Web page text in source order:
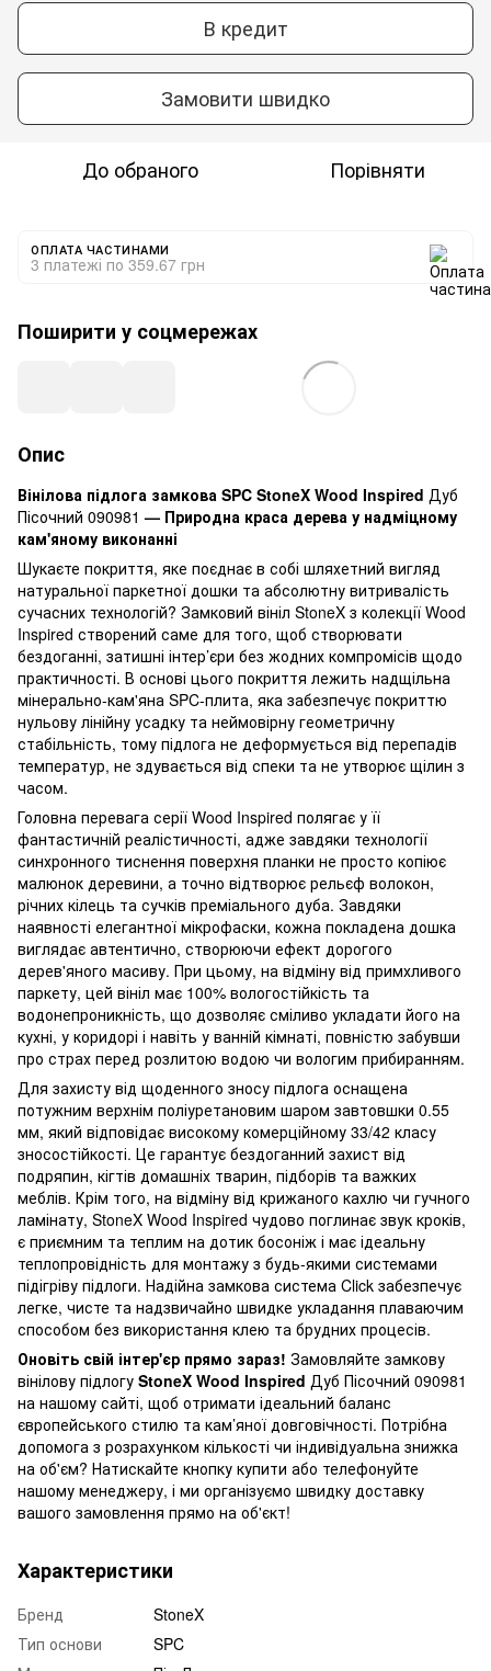
В кредит
Замовити швидко
До обраного Порівняти
ОПЛАТА ЧАСТИНАМИ
3 платежі по 359.67 грн
Поширити у соцмережах
Опис
Вінілова підлога замкова SPC StoneX Wood Inspired Дуб
Пісочний 090981— Природна краса дерева у надміцному
кам'яному виконанні
Шукаєте покриття, яке поєднає в собі шляхетний вигляд
натуральної паркетної дошки та абсолютну витривалість
сучасних технологій? Замковий вініл StoneX з колекції Wood
Inspired створений саме для того, щоб створювати
бездоганні, затишні інтер’єри без жодних компромісів щодо
практичності. В основі цього покриття лежить надщільна
мінерально-кам'яна SPC-плита, яка забезпечує покриттю
нульову лінійну усадку та неймовірну геометричну
стабільність, тому підлога не деформується від перепадів
температур, не здувається від спеки та не утворює щілин з
часом.
Головна перевага серії Wood Inspired полягає у її
фантастичній реалістичності, адже завдяки технології
синхронного тиснення поверхня планки не просто копіює
малюнок деревини, а точно відтворює рельєф волокон,
річних кілець та сучків преміального дуба. Завдяки
наявності елегантної мікрофаски, кожна покладена дошка
виглядає автентично, створюючи ефект дорогого
дерев'яного масиву. При цьому, на відміну від примхливого
паркету, цей вініл має 100% вологостійкість та
водонепроникність, що дозволяє сміливо укладати його на
кухні, у коридорі і навіть у ванній кімнаті, повністю забувши
про страх перед розлитою водою чи вологим прибиранням.
Для захисту від щоденного зносу підлога оснащена
потужним верхнім поліуретановим шаром завтовшки 0.55
мм, який відповідає високому комерційному 33/42 класу
зносостійкості. Це гарантує бездоганний захист від
подряпин, кігтів домашніх тварин, підборів та важких
меблів. Крім того, на відміну від крижаного кахлю чи гучного
ламінату, StoneX Wood Inspired чудово поглинає звук кроків,
є приємним та теплим на дотик босоніж і має ідеальну
теплопровідність для монтажу з будь-якими системами
підігріву підлоги. Надійна замкова система Click забезпечує
легке, чисте та надзвичайно швидке укладання плаваючим
способом без використання клею та брудних процесів.
Оновіть свій інтер'єр прямо зараз! Замовляйте замкову
вінілову підлогу StoneX Wood Inspired Дуб Пісочний 090981
на нашому сайті, щоб отримати ідеальний баланс
європейського стилю та кам’яної довговічності. Потрібна
допомога з розрахунком кількості чи індивідуальна знижка
на об'єм? Натискайте кнопку купити або телефонуйте
нашому менеджеру, і ми організуємо швидку доставку
вашого замовлення прямо на об'єкт!
Характеристики
Бренд
StoneX
Тип основи
SPC